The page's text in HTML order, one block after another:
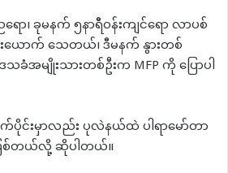
ာ၊ ခုမနက် ၅နာရီဝန်းကျင်ရော လာပစ်
ောက် သေတယ်၊ ဒီမနက် နွားတစ်
အမျိုးသားတစ်ဦးက MFP ကို ပြောပါ
ပိုင်းမှာလည်း ပုလဲနယ်ထဲ ပါရာမော်တာ
စ်တယ်လို့ ဆိုပါတယ်။